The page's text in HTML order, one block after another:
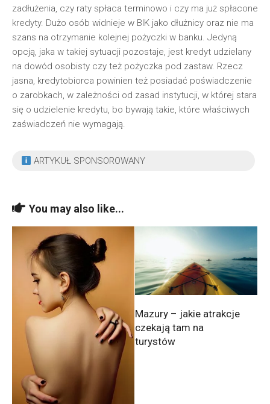
zadłużenia, czy raty spłaca terminowo i czy ma już spłacone
kredyty. Dużo osób widnieje w BIK jako dłużnicy oraz nie ma
szans na otrzymanie kolejnej pożyczki w banku. Jedyną
opcją, jaka w takiej sytuacji pozostaje, jest kredyt udzielany
na dowód osobisty czy też pożyczka pod zastaw. Rzecz
jasna, kredytobiorca powinien też posiadać poświadczenie
o zarobkach, w zależności od zasad instytucji, w której stara
się o udzielenie kredytu, bo bywają takie, które właściwych
zaświadczeń nie wymagają.
ARTYKUŁ SPONSOROWANY
You may also like...
Mazury – jakie atrakcje
czekają tam na
turystów